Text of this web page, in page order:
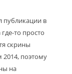
публикации в
то просто
скрины
2014, поэтому
на